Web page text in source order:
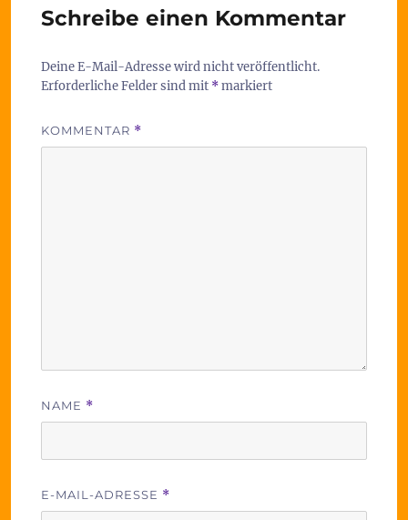
Schreibe einen Kommentar
Deine E-Mail-Adresse wird nicht veröffentlicht.
Erforderliche Felder sind mit *markiert
KOMMENTAR *
NAME *
E-MAIL-ADRESSE *